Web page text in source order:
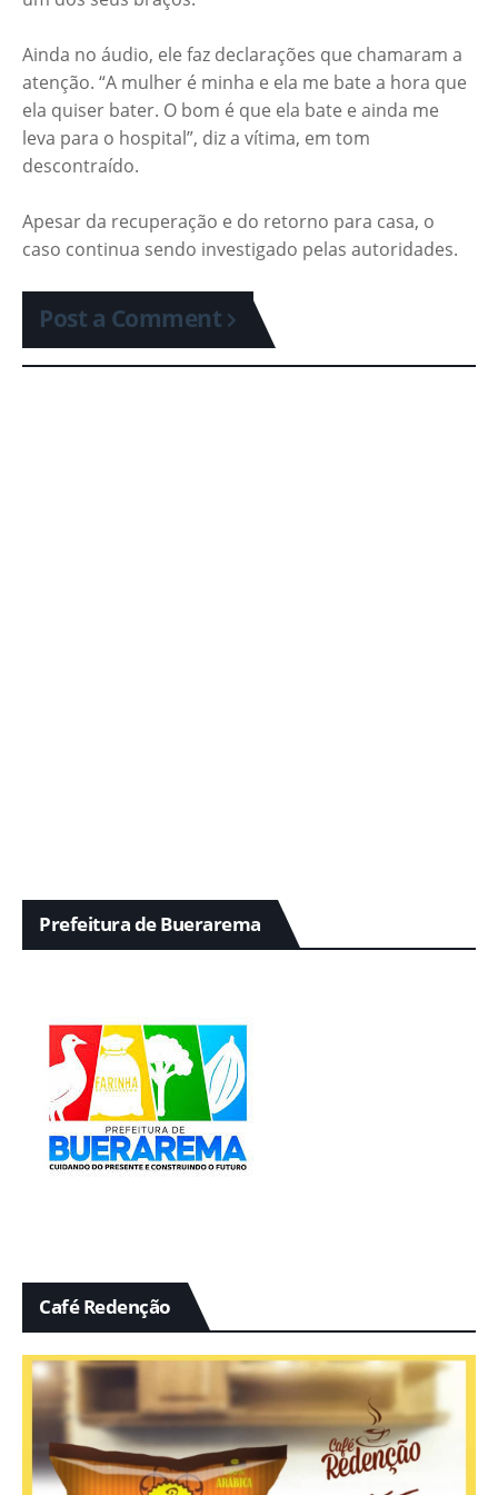
Ainda no áudio, ele faz declarações que chamaram a
atenção. “A mulher é minha e ela me bate a hora que
ela quiser bater. O bom é que ela bate e ainda me
leva para o hospital”, diz a vítima, em tom
descontraído.
Apesar da recuperação e do retorno para casa, o
caso continua sendo investigado pelas autoridades.
Post a Comment
Prefeitura de Buerarema
Café Redenção